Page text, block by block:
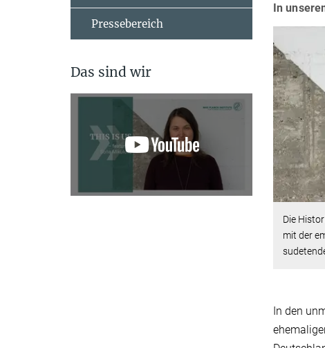
In
Die
mit der
In den
Pressebereich
Das sind wir